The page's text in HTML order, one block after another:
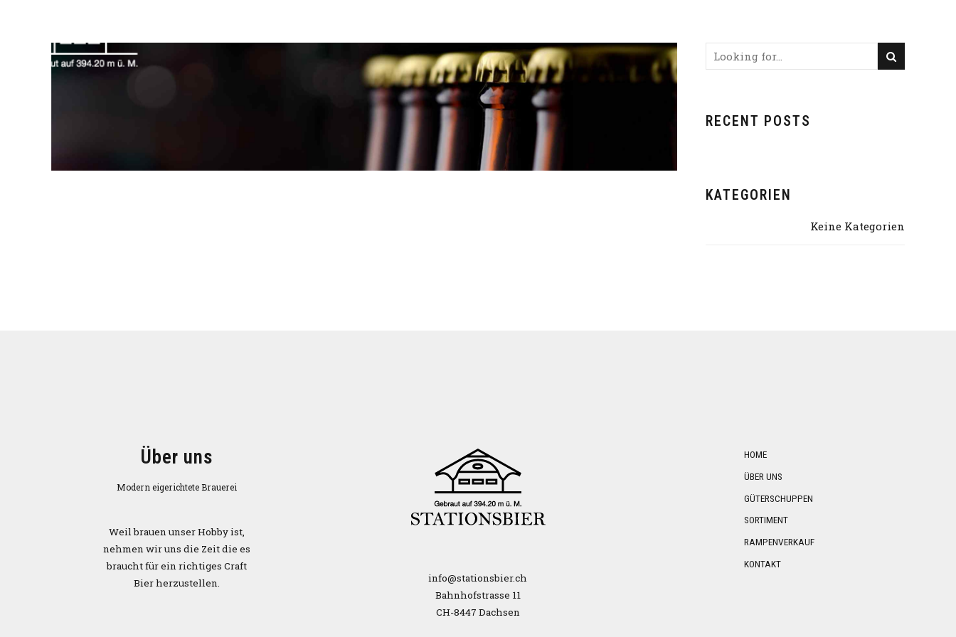
RECENT POSTS
KATEGORIEN
Keine Kategorien
Über uns
Modern eigerichtete Brauerei
Weil brauen unser Hobby ist,
nehmen wir uns die Zeit die es
braucht für ein richtiges Craft
Bier herzustellen.
info@stationsbier.ch
Bahnhofstrasse 11
CH-8447 Dachsen
HOME
ÜBER UNS
GÜTERSCHUPPEN
SORTIMENT
RAMPENVERKAUF
KONTAKT